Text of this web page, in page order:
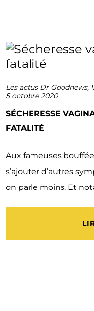
Les actus Dr Goodnews,
5 octobre 2020
SÉCHERESSE
FATALITÉ
Aux fameuses
s’ajouter d’autres
on parle moins. Et